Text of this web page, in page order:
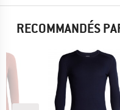
RECOMMANDÉS